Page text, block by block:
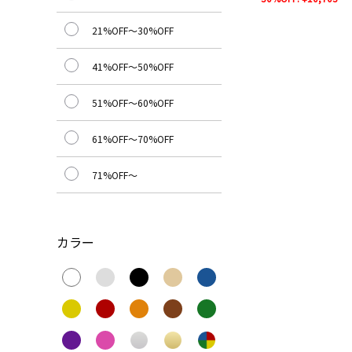
21%OFF～30%OFF
41%OFF～50%OFF
51%OFF～60%OFF
61%OFF～70%OFF
71%OFF～
カラー